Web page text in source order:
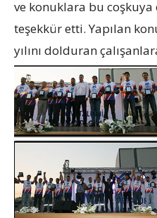
ve konuklara bu
teşekkür etti. Yapılan
yılını dolduran